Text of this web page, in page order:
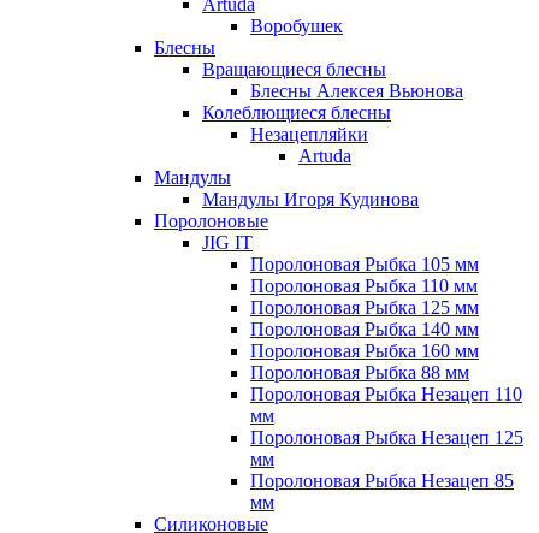
Воробушек
Блесны
Вращающиеся блесны
Блесны Алексея Вьюнова
Колеблющиеся блесны
Незацепляйки
Artuda
Мандулы
Мандулы Игоря Кудинова
Поролоновые
JIG IT
Поролоновая Рыбка 105 мм
Поролоновая Рыбка 110 мм
Поролоновая Рыбка 125 мм
Поролоновая Рыбка 140 мм
Поролоновая Рыбка 160 мм
Поролоновая Рыбка 88 мм
Поролоновая Рыбка Незацеп 110
мм
Поролоновая Рыбка Незацеп 125
мм
Поролоновая Рыбка Незацеп 85
мм
Силиконовые